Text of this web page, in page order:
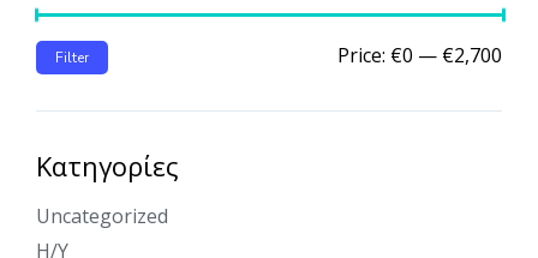
Filter Price: €0 — €2,700
Κατηγορίες
Uncategorized
Η/Υ